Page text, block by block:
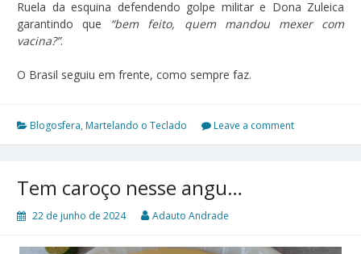
Ruela da esquina defendendo golpe militar e Dona Zuleica
garantindo que “bem feito, quem mandou mexer com
vacina?”.
O Brasil seguiu em frente, como sempre faz.
Blogosfera, Martelando o Teclado Leave a comment
Tem caroço nesse angu…
22 de junho de 2024 Adauto Andrade